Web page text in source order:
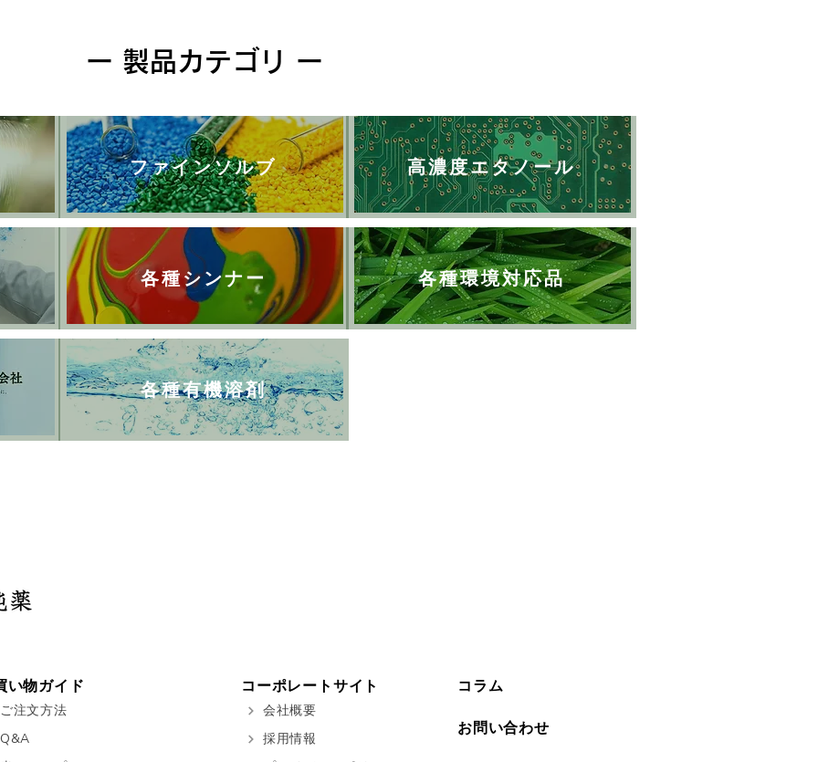
ー 製品カテゴリ ー
ファインソルブ
各種シンナー
各種有機溶剤
高濃度エタノール
各種環境対応品
い物ガイド
ご注文方法
Q&A
コーポレートサイト コラム
会社概要
採用情報
お問い合わせ